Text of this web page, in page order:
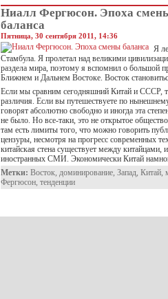
Ниалл Фергюсон. Эпоха
баланса
Пятница, 30 сентября 2011, 14:36
Я
Стамбула. Я пролетал над великими
раздела мира, поэтому я вспомнил о большой
Ближнем и Дальнем Востоке. Восток
Если мы сравним сегодняшний Китай и СССР,
различия. Если вы путешествуете по
говорят абсолютно свободно и иногда эта
не было. Но все-таки, это не открытое
там есть лимиты того, что можно говорить
цензуры, несмотря на прогресс современных
китайская стена существует между китайцами,
иностранных СМИ. Экономически Китай
Метки: Восток, доминирование, Запад, Китай,
Фергюсон, тенденции